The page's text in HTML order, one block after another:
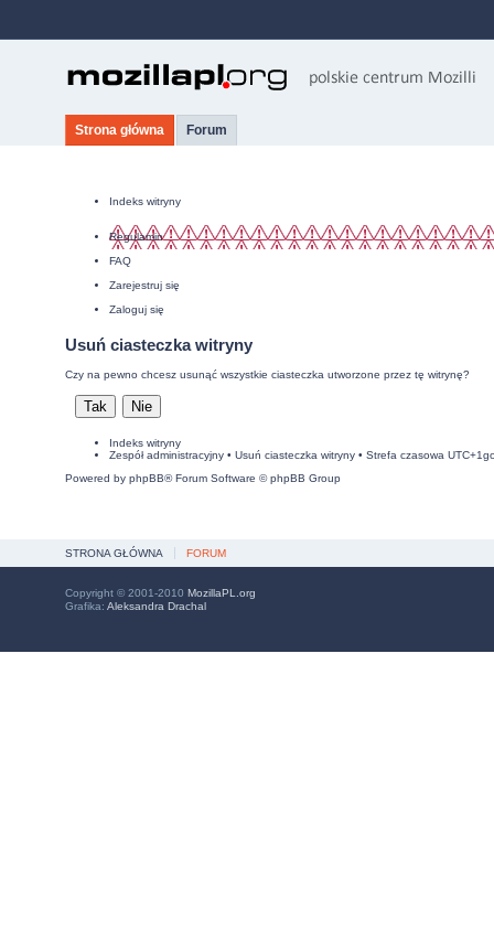
Strona główna Forum
Indeks witryny
Regulamin
FAQ
Zarejestruj się
Zaloguj się
Usuń ciasteczka witryny
Czy na pewno chcesz usunąć wszystkie ciasteczka utworzone przez tę witrynę?
Indeks witryny
Zespół administracyjny• Usuń ciasteczka witryny• Strefa czasowa
Powered by phpBB® Forum Software © phpBB Group
STRONA GŁÓWNA FORUM
Copyright © 2001-2010 MozillaPL.org
Grafika: Aleksandra Drachal